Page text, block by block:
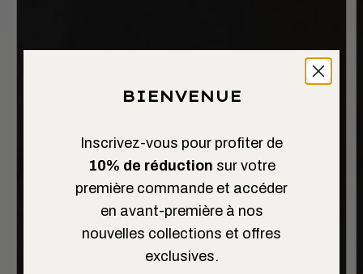
BIENVENUE
Inscrivez-vous pour profiter de
10% de réduction sur votre
première commande et accéder
en avant-première à nos
nouvelles collections et offres
exclusives.